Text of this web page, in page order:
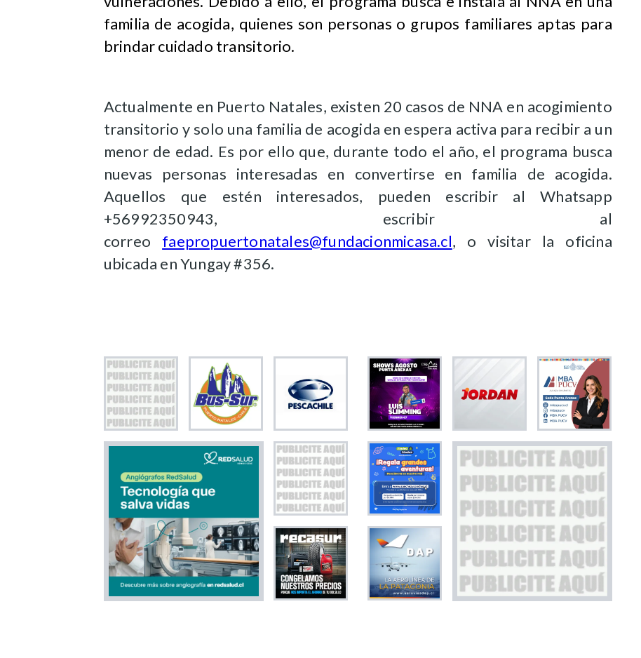
familia de acogida, quienes son personas o grupos familiares aptas para
brindar cuidado transitorio.
Actualmente en Puerto Natales, existen 20 casos de NNA en acogimiento
transitorio y solo una familia de acogida en espera activa para recibir a un
menor de edad. Es por ello que, durante todo el año, el programa busca
nuevas personas interesadas en convertirse en familia de acogida.
Aquellos que estén interesados, pueden escribir al Whatsapp
+56992350943, escribir al
correo faepropuertonatales@fundacionmicasa.cl, o visitar la oficina
ubicada en Yungay #356.